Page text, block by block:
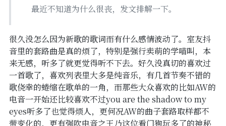
关于本站
本站历史概要
最近不知道为什么很丧，发文排解一下。
很久没怎么因为新歌的歌词而有什么感情波动了。室友抖
音里的套路曲是真的烦了，特别是强行卖萌的学喵叫，本
来无感，听多了就更觉得听不下去。好久没真切的喜欢过
一首歌了，喜欢列表里大多是纯音乐，有几首节奏不错的
歌侥幸的蜷缩在歌单的一角，而那些大众喜欢的比如AW的
电音一开始还比较喜欢不过you are the shadow to my
eyes听多了也觉得烦人，更何况AW的曲子套路取样都不
带变化的，更有强吹电音之王乃这位看门狗玩多了的神秘